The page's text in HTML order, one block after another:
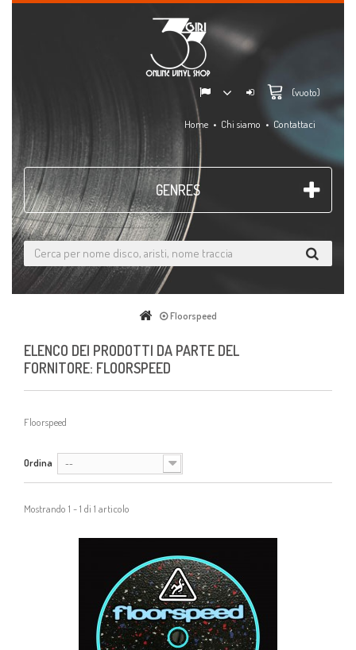
(vuoto)
Home Chi siamo Contattaci
GENRES
Floorspeed
ELENCO DEI PRODOTTI DA PARTE DEL
FORNITORE: FLOORSPEED
Floorspeed
Ordina --
Mostrando 1 - 1 di 1 articolo